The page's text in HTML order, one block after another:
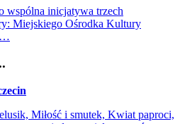
wspólna inicjatywa trzech
Miejskiego Ośrodka Kultury
Miłość i smutek, Kwiat paproci,